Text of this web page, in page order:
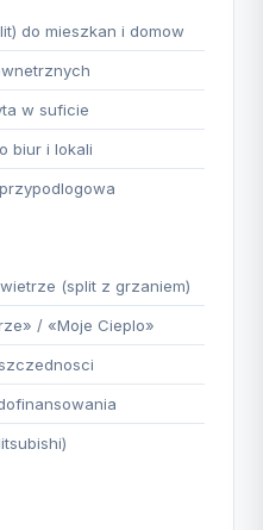
do mieszkan i domow
w suficie
biur i lokali
(split z grzaniem)
/ «Moje Cieplo»